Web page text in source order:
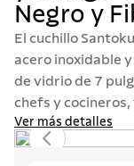
Negro y
El cuchillo
acero inoxidable
de vidrio de 7
chefs y
Ver más detalles
6.
grano
7.
442
.
9.
cuchillo